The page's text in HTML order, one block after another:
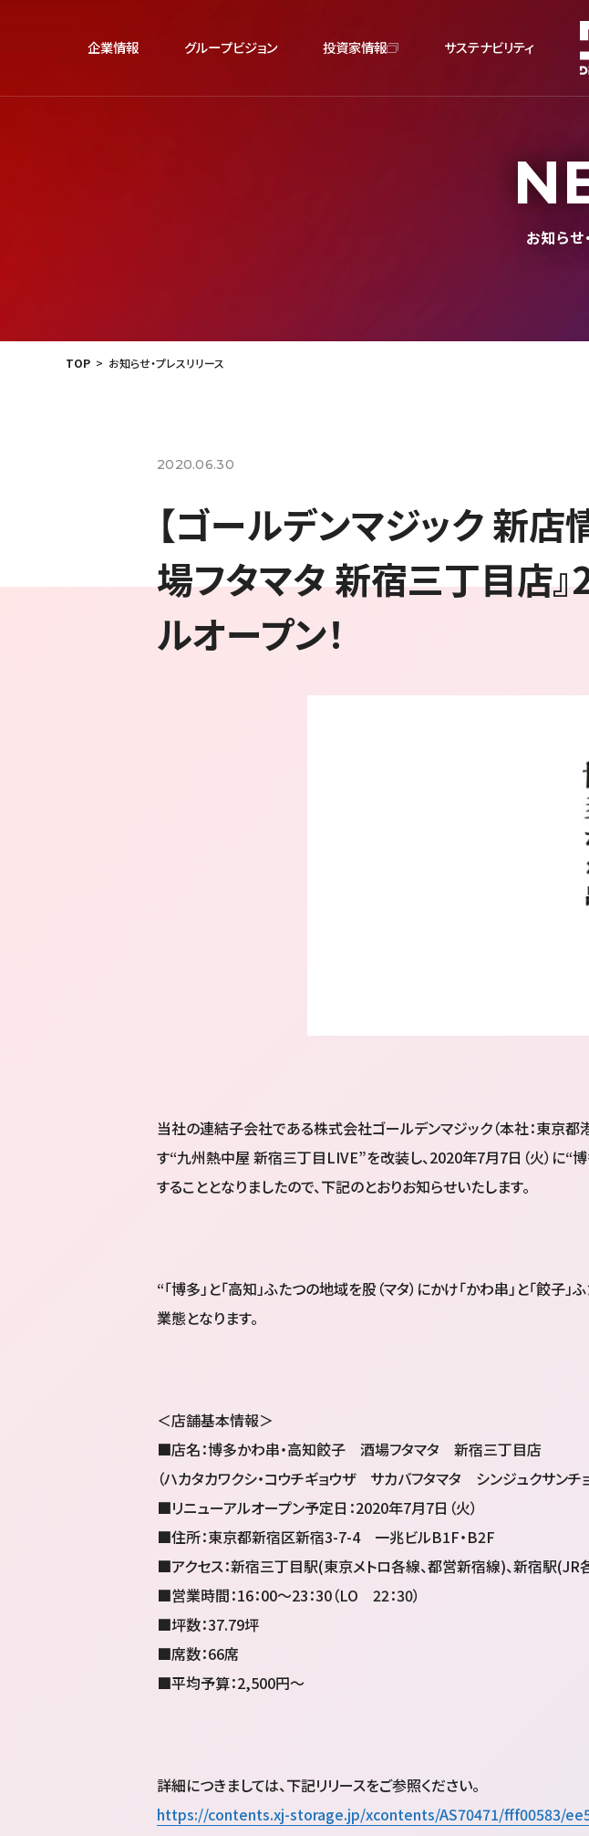
企業情報 グループビジョン 投資家情報 サステナビリティ
お知らせ
TOP お知らせ・プレスリリース
2020.06.30
【ゴールデンマジック 新店
場フタマタ 新宿三丁目店
ルオープン！
当社の連結子会社である株式会社ゴールデンマジック（本社：東京
す“九州熱中屋 新宿三丁目LIVE”を改装し、2020年7月7日（火）に“
することとなりましたので、下記のとおりお知らせいたします。
“「博多」と「高知」ふたつの地域を股（マタ）にかけ「かわ串」と「餃
業態となります。
＜店舗基本情報＞
■店名：博多かわ串・高知餃子 酒場フタマタ 新宿三丁目店
（ハカタカワクシ・コウチギョウザ サカバフタマタ シンジュクサンチョ
■リニューアルオープン予定日：2020年7月7日（火）
■住所：東京都新宿区新宿3-7-4 一兆ビルB1F・B2F
■アクセス：新宿三丁目駅(東京メトロ各線、都営新宿線)、新宿駅(JR
■営業時間：16：00～23：30（LO 22：30）
■坪数：37.79坪
■席数：66席
■平均予算：2,500円～
詳細につきましては、下記リリースをご参照ください。
https://contents.xj-storage.jp/xcontents/AS70471/fff00583/